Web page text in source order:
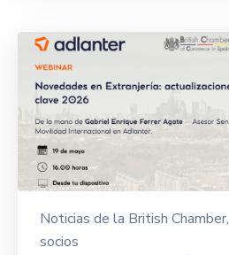
Noticias de la British Chamber‚
socios